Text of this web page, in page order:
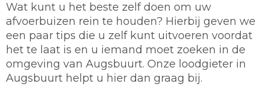
Wat kunt u het beste zelf doen om uw
afvoerbuizen rein te houden? Hierbij geven we
een paar tips die u zelf kunt uitvoeren voordat
het te laat is en u iemand moet zoeken in de
omgeving van Augsbuurt. Onze loodgieter in
Augsbuurt helpt u hier dan graag bij.